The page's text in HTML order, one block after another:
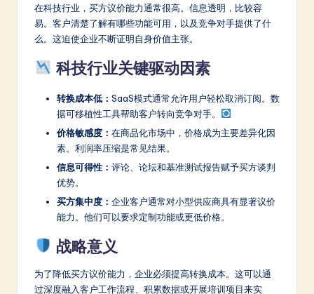
在科技行业，买方议价能力通常很高。信息透明，比较容
易。客户清楚了解有哪些功能可用，以及竞争对手提供了什
么。这迫使企业不断证明自身价值主张。
科技行业关键驱动因素
转换成本低： SaaS模式通常允许用户轻松取消订阅。数
据可移植性工具帮助客户转向竞争对手。
价格敏感度： 在商品化市场中，价格成为主要差异化因
素。利润率压缩是常见结果。
信息可得性： 评论、论坛和基准测试报告赋予买方谈判
优势。
买方集中度： 企业客户通常对小型供应商具有显著议价
能力。他们可以要求定制功能或更低价格。
战略意义
为了降低买方议价能力，企业必须提高转换成本。这可以通
过深度融入客户工作流程、积累数据或开展培训项目来实